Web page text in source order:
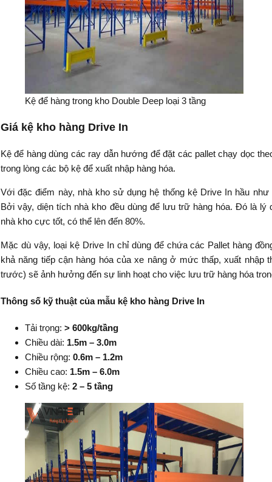
Kệ để hàng trong kho Double Deep loại 3 tầng
Giá kệ kho hàng Drive In
Kệ để hàng dùng các ray dẫn hướng để đặt các pallet chạy dọc
trong lòng các bộ kệ để xuất nhập hàng hóa.
Với đặc điểm này, nhà kho sử dụng hệ thống kệ Drive In hầu
Bởi vậy, diện tích nhà kho đều dùng để lưu trữ hàng hóa. Đó là lý
nhà kho cực tốt, có thể lên đến 80%.
Mặc dù vậy, loại kệ Drive In chỉ dùng để chứa các Pallet hàng
khả năng tiếp cận hàng hóa của xe nâng ở mức thấp, xuất nhập
trước) sẽ ảnh hưởng đến sự linh hoạt cho việc lưu trữ hàng hóa
Thông số kỹ thuật của mẫu kệ kho hàng Drive In
Tải trọng: > 600kg/tầng
Chiều dài: 1.5m – 3.0m
Chiều rộng: 0.6m – 1.2m
Chiều cao: 1.5m – 6.0m
Số tầng kệ: 2 – 5 tầng